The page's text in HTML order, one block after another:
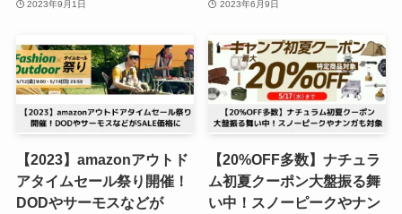
2023年9月1日 2023年6月9日
【2023】amazonアウトド
アタイムセール祭り開催！
DODやサーモスなどが
【20%OFF多数】ナチュラ
ム初夏クーポン大盤振る舞
い中！スノーピークやナン